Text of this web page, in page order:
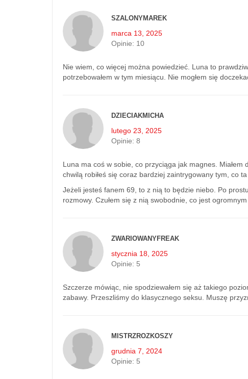
SZALONYMAREK
marca 13, 2025
Opinie: 10
Nie wiem, co więcej można powiedzieć. Luna to
potrzebowałem w tym miesiącu. Nie mogłem się
DZIECIAKMICHA
lutego 23, 2025
Opinie: 8
Luna ma coś w sobie, co przyciąga jak magnes.
chwilą robiłeś się coraz bardziej zaintrygowany tym, co
Jeżeli jesteś fanem 69, to z nią to będzie niebo. Po
rozmowy. Czułem się z nią swobodnie, co jest
ZWARIOWANYFREAK
stycznia 18, 2025
Opinie: 5
Szczerze mówiąc, nie spodziewałem się aż takiego
zabawy. Przeszliśmy do klasycznego seksu. Muszę
MISTRZROZKOSZY
grudnia 7, 2024
Opinie: 5